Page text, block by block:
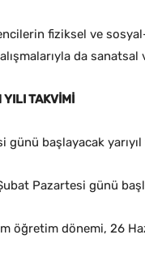
fiziksel ve
da
YILI TAKVİMİ
günü başlayacak
Pazartesi günü
öğretim dönemi, 26